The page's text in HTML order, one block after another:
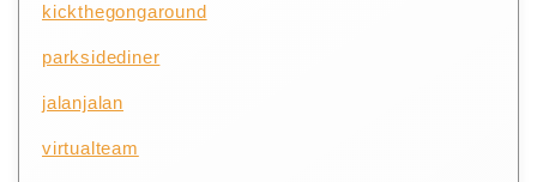
kickthegongaround
parksidediner
jalanjalan
virtualteam